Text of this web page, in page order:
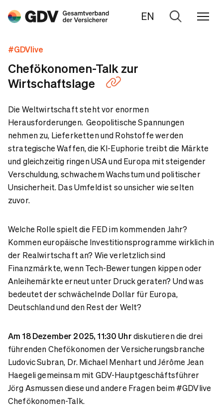
EN
Zur
#GDVlive
Chefökonomen-Talk zur
Wirtschaftslage
Die Weltwirtschaft steht vor enormen
Herausforderungen. Geopolitische Spannungen
nehmen zu, Lieferketten und Rohstoffe werden
strategische Waffen, die KI-Euphorie treibt die Märkte
und gleichzeitig ringen USA und Europa mit steigender
Verschuldung, schwachem Wachstum und politischer
Unsicherheit. Das Umfeld ist so unsicher wie selten
zuvor.
Welche Rolle spielt die FED im kommenden Jahr?
Kommen europäische Investitionsprogramme wirklich in
der Realwirtschaft an? Wie verletzlich sind
Finanzmärkte, wenn Tech-Bewertungen kippen oder
Anleihemärkte erneut unter Druck geraten? Und was
bedeutet der schwächelnde Dollar für Europa,
Deutschland und den Rest der Welt?
Am 18 Dezember 2025, 11:30 Uhrdiskutieren die drei
führenden Chefökonomen der Versicherungsbranche
Ludovic Subran, Dr. Michael Menhart und Jérôme Jean
Haegeli gemeinsam mit GDV-Hauptgeschäftsführer
Jörg Asmussen diese und andere Fragen beim #GDVlive
Chefökonomen-Talk.